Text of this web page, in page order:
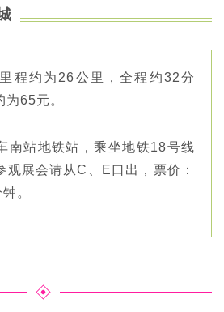
里程约为26公里，全程约32分
65元。
南站地铁站，乘坐地铁18号线
观展会请从C、E口出，票价：
。